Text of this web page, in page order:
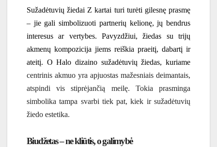
Sužadėtuvių žiedai Z kartai turi turėti gilesnę prasmę
– jie gali simbolizuoti partnerių kelionę, jų bendrus
interesus ar vertybes. Pavyzdžiui, žiedas su trijų
akmenų kompozicija jiems reiškia praeitį, dabartį ir
ateitį. OHalo dizaino sužadėtuvių žiedas, kuriame
centrinis akmuo yra apjuostas mažesniais deimantais,
atspindi vis stiprėjančią meilę. Tokia prasminga
simbolika tampa svarbi tiek pat, kiek ir sužadėtuvių
žiedo estetika.
Biudžetas – ne kliūtis, o galimybė